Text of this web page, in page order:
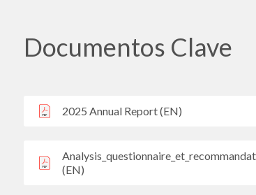
Documentos Clave
2025 Annual Report (EN)
(EN)